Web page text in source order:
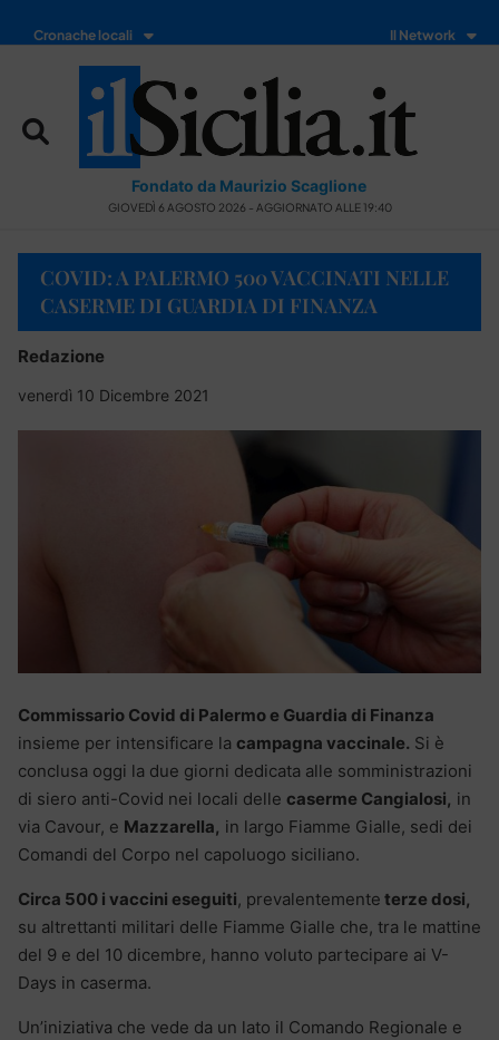
Cronache locali Il Network
Fondato da Maurizio Scaglione
GIOVEDÌ 6 AGOSTO 2026 - AGGIORNATO ALLE 19:40
COVID: A PALERMO 500 VACCINATI NELLE
CASERME DI GUARDIA DI FINANZA
Redazione
venerdì 10 Dicembre 2021
Commissario Covid di Palermo e Guardia di Finanza
insieme per intensificare la campagna vaccinale. Si è
conclusa oggi la due giorni dedicata alle somministrazioni
di siero anti-Covid nei locali delle caserme Cangialosi, in
via Cavour, e Mazzarella, in largo Fiamme Gialle, sedi dei
Comandi del Corpo nel capoluogo siciliano.
Circa 500 i vaccini eseguiti, prevalentemente terze dosi,
su altrettanti militari delle Fiamme Gialle che, tra le mattine
del 9 e del 10 dicembre, hanno voluto partecipare ai V-
Days in caserma.
Un’iniziativa che vede da un lato il Comando Regionale e